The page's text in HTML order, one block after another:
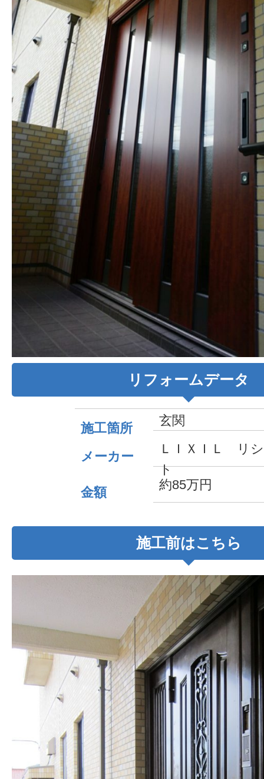
リフォームデータ
施工箇所
玄関
メーカー
ＬＩＸＩＬ リ
ト
金額
約85万円
施工前はこちら